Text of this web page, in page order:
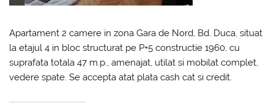
Apartament 2 camere in zona Gara de Nord, Bd. Duca, situat
la etajul 4 in bloc structurat pe P+5 constructie 1960, cu
suprafata totala 47 m.p., amenajat, utilat si mobilat complet,
vedere spate. Se accepta atat plata cash cat si credit.